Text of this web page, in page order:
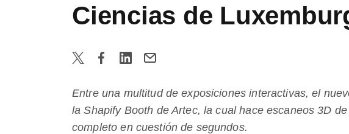
Ciencias de
Entre una multitud de exposiciones interactivas, el
la Shapify Booth de Artec, la cual hace escaneos 3D
completo en cuestión de segundos.